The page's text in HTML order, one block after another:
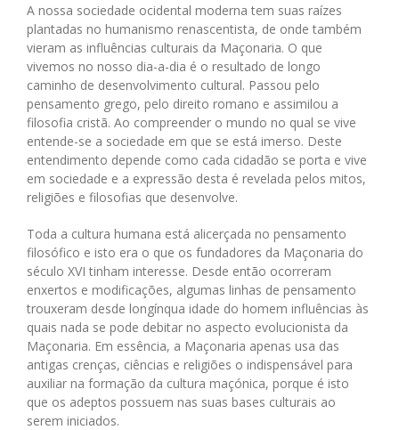
A nossa sociedade ocidental moderna tem suas raízes
plantadas no humanismo renascentista, de onde também
vieram as influências culturais da Maçonaria. O que
vivemos no nosso dia-a-dia é o resultado de longo
caminho de desenvolvimento cultural. Passou pelo
pensamento grego, pelo direito romano e assimilou a
filosofia cristã. Ao compreender o mundo no qual se vive
entende-se a sociedade em que se está imerso. Deste
entendimento depende como cada cidadão se porta e vive
em sociedade e a expressão desta é revelada pelos mitos,
religiões e filosofias que desenvolve.
Toda a cultura humana está alicerçada no pensamento
filosófico e isto era o que os fundadores da Maçonaria do
século XVI tinham interesse. Desde então ocorreram
enxertos e modificações, algumas linhas de pensamento
trouxeram desde longínqua idade do homem influências às
quais nada se pode debitar no aspecto evolucionista da
Maçonaria. Em essência, a Maçonaria apenas usa das
antigas crenças, ciências e religiões o indispensável para
auxiliar na formação da cultura maçónica, porque é isto
que os adeptos possuem nas suas bases culturais ao
serem iniciados.